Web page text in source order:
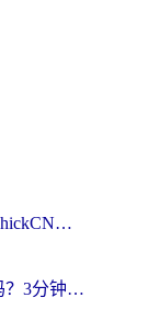
海外党选回国加速器不用愁：ChickCN和洞见哪个好？一篇搞定所有疑问
海外党必看：迅游和老王好用吗？3分钟选对加速国内网络的加速器